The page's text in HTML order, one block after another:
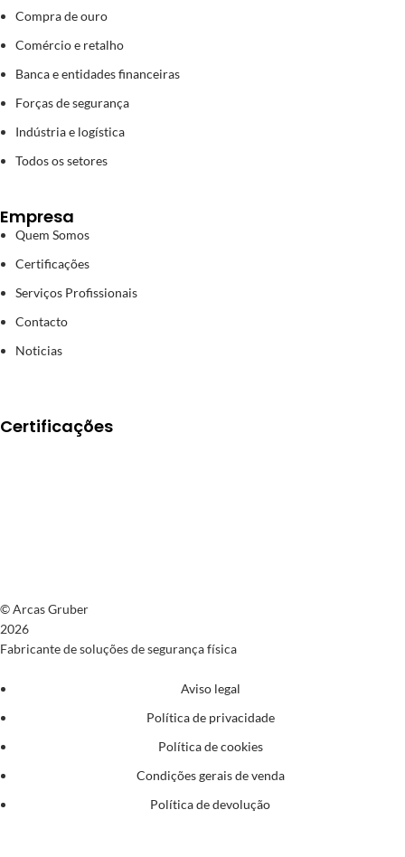
Compra de ouro
Comércio e retalho
Banca e entidades financeiras
Forças de segurança
Indústria e logística
Todos os setores
Empresa
Quem Somos
Certificações
Serviços Profissionais
Contacto
Noticias
Certificações
© Arcas Gruber
2026
Fabricante de soluções de segurança física
Aviso legal
Política de privacidade
Política de cookies
Condições gerais de venda
Política de devolução